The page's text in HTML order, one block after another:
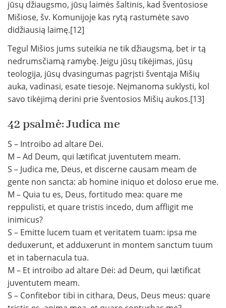
jūsų džiaugsmo, jūsų laimės šaltinis, kad šventosiose
Mišiose, šv. Komunijoje kas rytą rastumėte savo
didžiausią laimę.[12]
Tegul Mišios jums suteikia ne tik džiaugsmą, bet ir tą
nedrumsčiamą ramybę. Jeigu jūsų tikėjimas, jūsų
teologija, jūsų dvasingumas pagrįsti šventąja Mišių
auka, vadinasi, esate tiesoje. Neįmanoma suklysti, kol
savo tikėjimą derini prie šventosios Mišių aukos.[13]
42 psalmė: Judica me
S – Introibo ad altare Dei.
M – Ad Deum, qui lætificat juventutem meam.
S – Judica me, Deus, et discerne causam meam de
gente non sancta: ab homine iniquo et doloso erue me.
M – Quia tu es, Deus, fortitudo mea: quare me
reppulisti, et quare tristis incedo, dum affligit me
inimicus?
S – Emitte lucem tuam et veritatem tuam: ipsa me
deduxerunt, et adduxerunt in montem sanctum tuum
et in tabernacula tua.
M – Et introibo ad altare Dei: ad Deum, qui lætificat
juventutem meam.
S – Confitebor tibi in cithara, Deus, Deus meus: quare